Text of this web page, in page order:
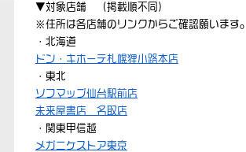
▼対象店舗 （掲載順不同）
※住所は各店舗のリンクからご確認願います。
・北海道
ドン・キホーテ札幌狸小路本店
・東北
ソフマップ仙台駅前店
未来屋書店 名取店
・関東甲信越
メガニケストア東京